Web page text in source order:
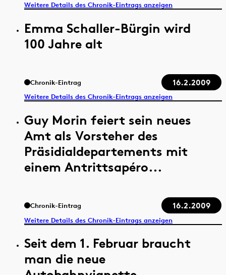
Weitere Details des Chronik-Eintrags anzeigen
Emma Schaller-Bürgin wird
100 Jahre alt
Chronik-Eintrag 16.2.2009
Weitere Details des Chronik-Eintrags anzeigen
Guy Morin feiert sein neues
Amt als Vorsteher des
Präsidialdepartements mit
einem Antrittsapéro...
Chronik-Eintrag 16.2.2009
Weitere Details des Chronik-Eintrags anzeigen
Seit dem 1. Februar braucht
man die neue